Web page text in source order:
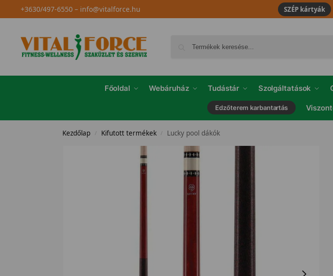
+3630/497-6550– info@vitalforce.hu SZÉP kártyák
Főoldal Webáruház Tudástár Szolgáltatások
Edzőterem karbantartás
Kezdőlap / Kifutott termékek / Lucky pool dákók